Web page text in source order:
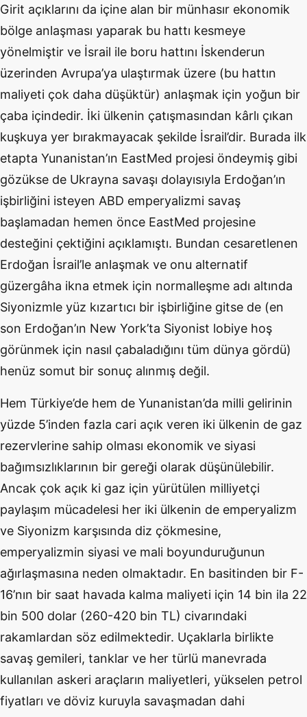
Girit açıklarını da içine alan bir münhasır ekonomik
bölge anlaşması yaparak bu hattı kesmeye
yönelmiştir ve İsrail ile boru hattını İskenderun
üzerinden Avrupa’ya ulaştırmak üzere (bu hattın
maliyeti çok daha düşüktür) anlaşmak için yoğun bir
çaba içindedir. İki ülkenin çatışmasından kârlı çıkan
kuşkuya yer bırakmayacak şekilde İsrail’dir. Burada ilk
etapta Yunanistan’ın EastMed projesi öndeymiş gibi
gözükse de Ukrayna savaşı dolayısıyla Erdoğan’ın
işbirliğini isteyen ABD emperyalizmi savaş
başlamadan hemen önce EastMed projesine
desteğini çektiğini açıklamıştı. Bundan cesaretlenen
Erdoğan İsrail’le anlaşmak ve onu alternatif
güzergâha ikna etmek için normalleşme adı altında
Siyonizmle yüz kızartıcı bir işbirliğine gitse de (en
son Erdoğan’ın New York’ta Siyonist lobiye hoş
görünmek için nasıl çabaladığını tüm dünya gördü)
henüz somut bir sonuç alınmış değil.
Hem Türkiye’de hem de Yunanistan’da milli gelirinin
yüzde 5’inden fazla cari açık veren iki ülkenin de gaz
rezervlerine sahip olması ekonomik ve siyasi
bağımsızlıklarının bir gereği olarak düşünülebilir.
Ancak çok açık ki gaz için yürütülen milliyetçi
paylaşım mücadelesi her iki ülkenin de emperyalizm
ve Siyonizm karşısında diz çökmesine,
emperyalizmin siyasi ve mali boyunduruğunun
ağırlaşmasına neden olmaktadır. En basitinden bir F-
16’nın bir saat havada kalma maliyeti için 14 bin ila 22
bin 500 dolar (260-420 bin TL) civarındaki
rakamlardan söz edilmektedir. Uçaklarla birlikte
savaş gemileri, tanklar ve her türlü manevrada
kullanılan askeri araçların maliyetleri, yükselen petrol
fiyatları ve döviz kuruyla savaşmadan dahi